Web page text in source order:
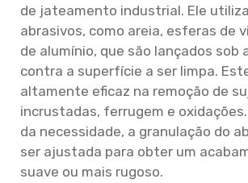
de jateamento industrial. Ele
abrasivos, como areia, esferas de
de alumínio, que são lançados sob
contra a superfície a ser limpa.
altamente eficaz na remoção de
incrustadas, ferrugem e
da necessidade, a granulação do
ser ajustada para obter um
suave ou mais rugoso.